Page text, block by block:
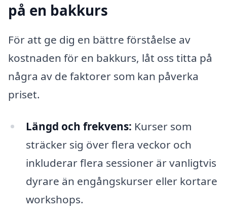
på en bakkurs
För att ge dig en bättre förståelse av
kostnaden för en bakkurs, låt oss titta på
några av de faktorer som kan påverka
priset.
Längd och frekvens: Kurser som
sträcker sig över flera veckor och
inkluderar flera sessioner är vanligtvis
dyrare än engångskurser eller kortare
workshops.